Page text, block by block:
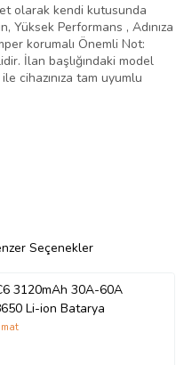
olarak kendi kutusunda
Yüksek Performans , Adınıza
korumalı Önemli Not:
İlan başlığındaki model
cihazınıza tam uyumlu
Seçenekler
3120mAh 30A-60A
Li-ion Batarya